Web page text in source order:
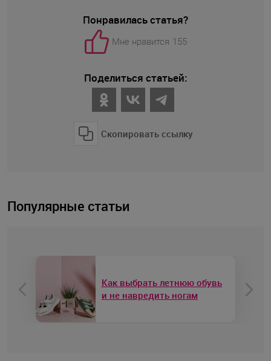
Понравилась статья?
Мне нравится 155
Поделиться статьей:
Скопировать ссылку
Популярные статьи
Как выбрать летнюю обувь
и не навредить ногам